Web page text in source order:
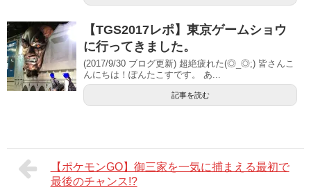
【TGS2017レポ】東京ゲームショウ
に行ってきました。
(2017/9/30 ブログ更新) 超絶疲れた(◎_◎;) 皆さんこ
んにちは！ぽんたこすです。 あ...
記事を読む
【ポケモンGO】御三家を一気に捕まえる最初で
最後のチャンス!?